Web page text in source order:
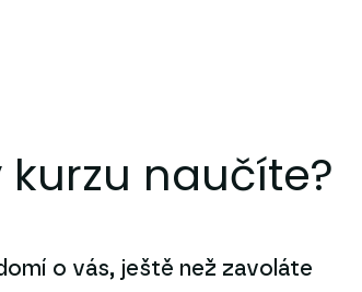
kurzu naučíte?
o vás, ještě než zavoláte